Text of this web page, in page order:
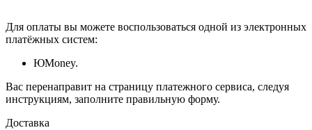
Для оплаты вы можете воспользоваться одной из электронных
платёжных систем:
ЮMoney.
Вас перенаправит на страницу платежного сервиса, следуя
инструкциям, заполните правильную форму.
Доставка